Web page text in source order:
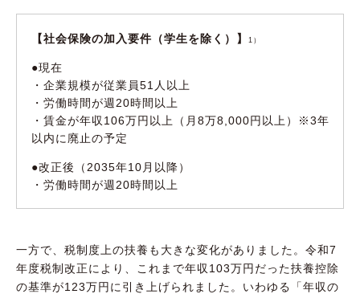
【社会保険の加入要件（学生を除く）】1）
●現在
・企業規模が従業員51人以上
・労働時間が週20時間以上
・賃金が年収106万円以上（月8万8,000円以上）※3年
以内に廃止の予定
●改正後（2035年10月以降）
・労働時間が週20時間以上
一方で、税制度上の扶養も大きな変化がありました。令和7
年度税制改正により、これまで年収103万円だった扶養控除
の基準が123万円に引き上げられました。いわゆる「年収の